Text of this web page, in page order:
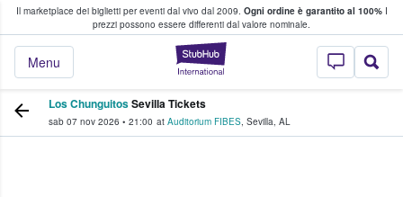
Il marketplace dei biglietti per eventi dal vivo dal 2009. Ogni ordine è garantito al 100%I
prezzi possono essere differenti dal valore nominale.
StubHub - Dove
Menu
fan comprano e vendono biglietti
Los ChunguitosSevilla Tickets
sab 07 nov 2026 • 21:00 at Auditorium FIBES, Sevilla, AL